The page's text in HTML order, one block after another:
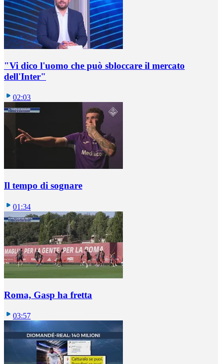
"Vi dico l'uomo che può sbloccare il mercato
dell'Inter"
02:03
Il tempo di sognare
01:34
Roma, Gasp ha fretta
03:57